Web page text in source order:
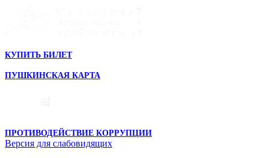
КУПИТЬ БИЛЕТ
ПУШКИНСКАЯ КАРТА
ПРОТИВОДЕЙСТВИЕ КОРРУПЦИИ
Версия для слабовидящих